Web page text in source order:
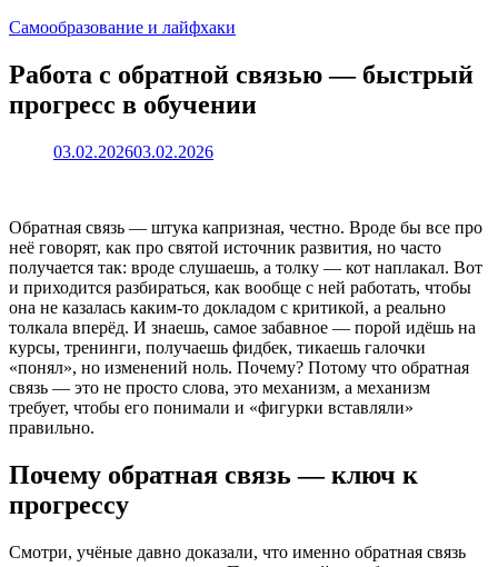
Самообразование и лайфхаки
Работа с обратной связью — быстрый
прогресс в обучении
03.02.202603.02.2026
Обратная связь — штука капризная, честно. Вроде бы все про
неё говорят, как про святой источник развития, но часто
получается так: вроде слушаешь, а толку — кот наплакал. Вот
и приходится разбираться, как вообще с ней работать, чтобы
она не казалась каким-то докладом с критикой, а реально
толкала вперёд. И знаешь, самое забавное — порой идёшь на
курсы, тренинги, получаешь фидбек, тикаешь галочки
«понял», но изменений ноль. Почему? Потому что обратная
связь — это не просто слова, это механизм, а механизм
требует, чтобы его понимали и «фигурки вставляли»
правильно.
Почему обратная связь — ключ к
прогрессу
Смотри, учёные давно доказали, что именно обратная связь